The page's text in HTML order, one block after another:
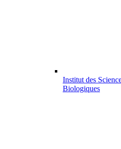
Institut des
Biologiques